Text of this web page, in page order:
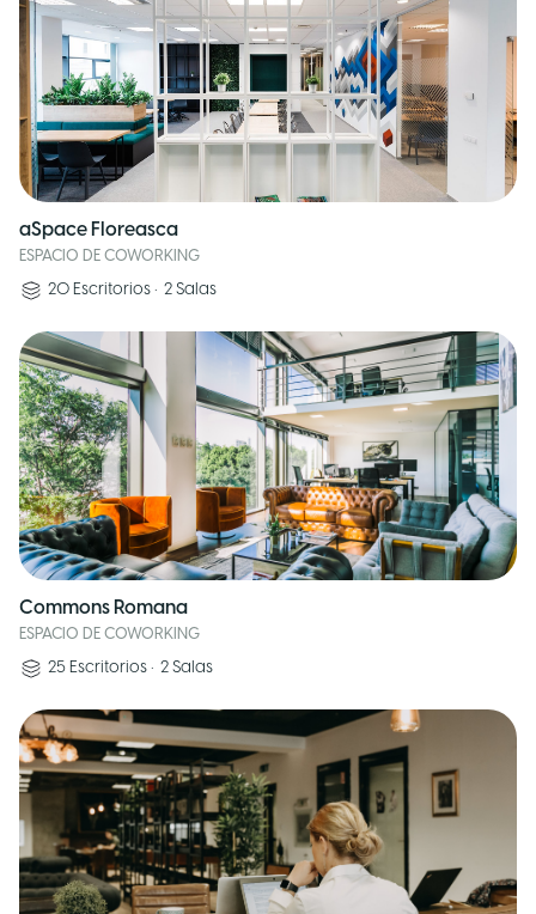
aSpace Floreasca
ESPACIO DE COWORKING
20 Escritorios • 2 Salas
Commons Romana
ESPACIO DE COWORKING
25 Escritorios • 2 Salas